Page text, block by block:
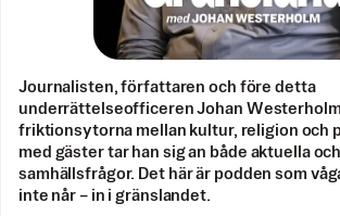
Journalisten, författaren och före detta
underrättelseofficeren Johan
friktionsytorna mellan kultur, religion och
med gäster tar han sig an både aktuella
samhällsfrågor. Det här är podden som
inte når – in i gränslandet.